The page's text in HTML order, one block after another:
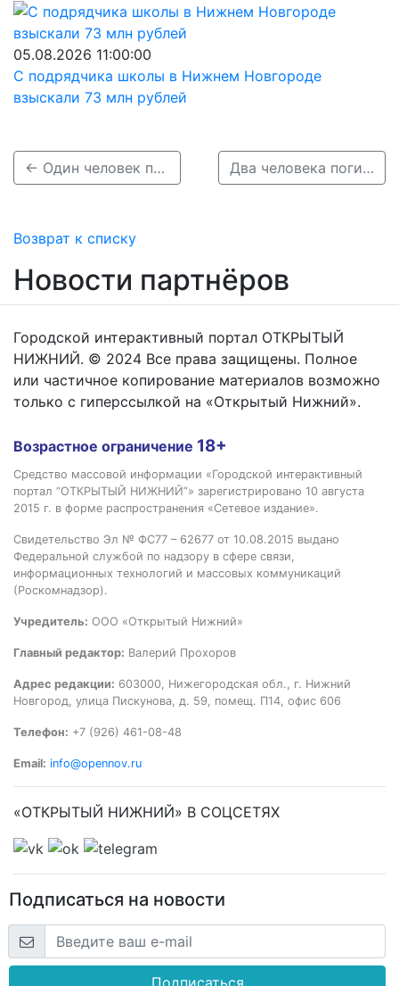
05.08.2026 11:00:00
С подрядчика школы в Нижнем Новгороде
взыскали 73 млн рублей
← Один человек погиб и двое пострадали в ДТП под Кстовом Два человека погибли в массовом ДТП в Дивеевском районе →
Возврат к списку
Новости партнёров
Городской интерактивный портал ОТКРЫТЫЙ
НИЖНИЙ. © 2024 Все права защищены. Полное
или частичное копирование материалов возможно
только с гиперссылкой на «Открытый Нижний».
Возрастное ограничение 18+
Средство массовой информации «Городской интерактивный
портал “ОТКРЫТЫЙ НИЖНИЙ”» зарегистрировано 10 августа
2015 г. в форме распространения «Сетевое издание».
Свидетельство Эл № ФС77 – 62677 от 10.08.2015 выдано
Федеральной службой по надзору в сфере связи,
информационных технологий и массовых коммуникаций
(Роскомнадзор).
Учредитель: ООО «Открытый Нижний»
Главный редактор: Валерий Прохоров
Адрес редакции: 603000, Нижегородская обл., г. Нижний
Новгород, улица Пискунова, д. 59, помещ. П14, офис 606
Телефон: +7 (926) 461-08-48
Email: info@opennov.ru
«ОТКРЫТЫЙ НИЖНИЙ» В СОЦСЕТЯХ
Подписаться на новости